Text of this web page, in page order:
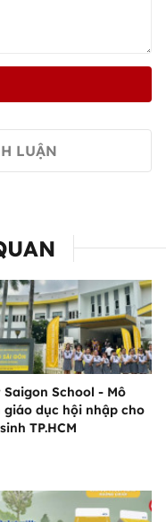
LUẬN
Saigon School - Mô
giáo dục hội nhập cho
TP.HCM